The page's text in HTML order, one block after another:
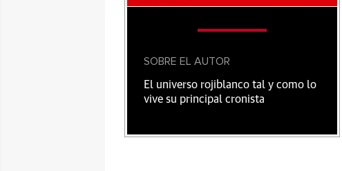
SOBRE EL AUTOR
El universo rojiblanco tal y como lo
vive su principal cronista